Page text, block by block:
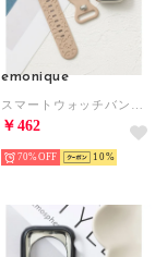
emonique
￥462
70% 10